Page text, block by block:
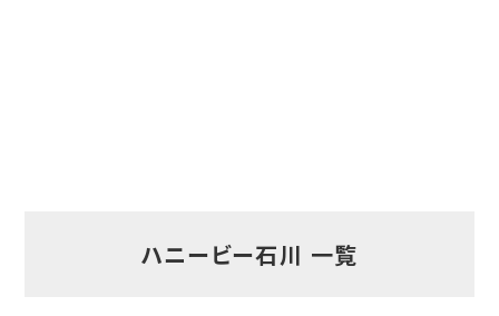
ハニービー石川 一覧